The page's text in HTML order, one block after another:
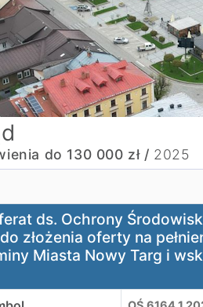
do 130 000 zł / 2025
ds. Ochrony Środowiska
ds. Ochrony
do złożenia oferty na
Miasta Nowy Targ i